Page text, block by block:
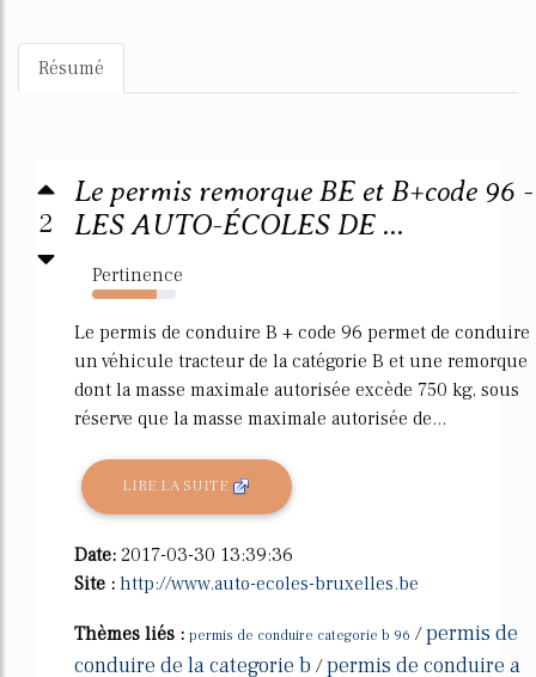
Résumé
2
Le permis remorque BE et B+code 96 -
LES AUTO-ÉCOLES DE ...
Pertinence
77%
Le permis de conduire B + code 96 permet de conduire
un véhicule tracteur de la catégorie B et une remorque
dont la masse maximale autorisée excède 750 kg, sous
réserve que la masse maximale autorisée de...
LIRE LA SUITE
Date: 2017-03-30 13:39:36
Site : http://www.auto-ecoles-bruxelles.be
Thèmes liés : permis de conduire categorie b 96 /permis de
conduire de la categorie b /permis de conduire a